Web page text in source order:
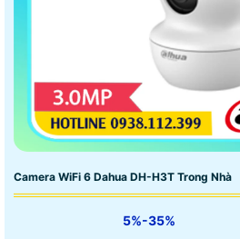
Camera WiFi 6 Dahua DH-H3T Trong Nhà
5%-35%